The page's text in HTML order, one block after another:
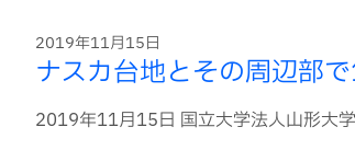
2019年11月15日
ナスカ台地とその周辺部
2019年11月15日 国立大学法人山形大